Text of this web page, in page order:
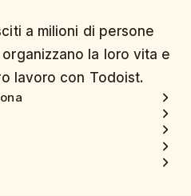
a milioni di persone
la loro vita e
lavoro con Todoist.